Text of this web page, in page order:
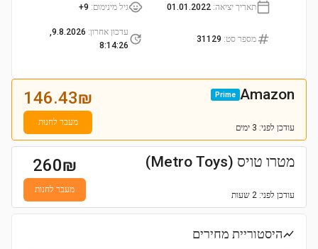
תאריך יציאה:
01.01.2022 גיל מינימום:
9+
מספר סט:
31129
עדכון אחרון:
9.8.2026,
8:14:26
Amazon
Prime
עודכן לפני: 3 ימים
146.43₪
מעבר לחנות
מטרו טויס (Metro Toys)
עודכן לפני: 2 שעות
260₪
מעבר לחנות
היסטוריית מחירים